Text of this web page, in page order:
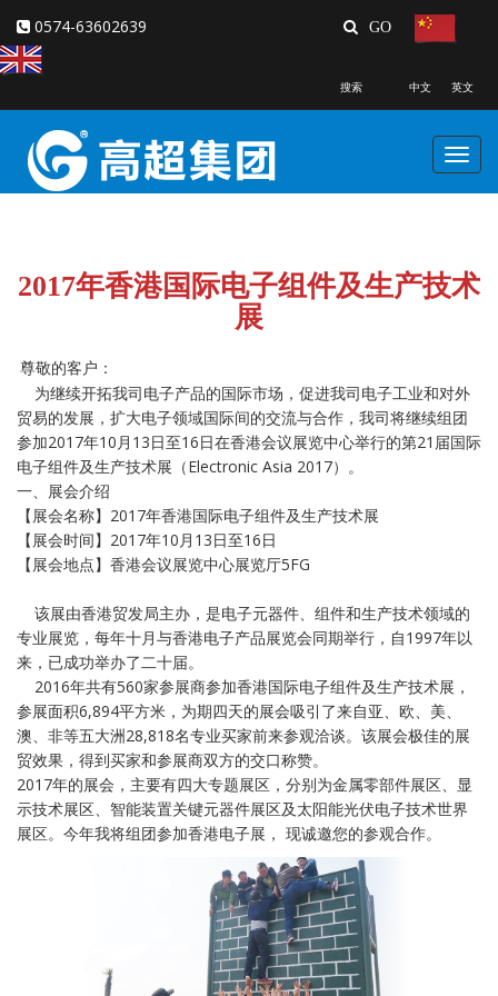
0574-63602639
搜索 中文 英文
2017年香港国际电子组件及生产技术
展
尊敬的客户：
为继续开拓我司电子产品的国际市场，促进我司电子工业和对外
贸易的发展，扩大电子领域国际间的交流与合作，我司将继续组团
参加2017年10月13日至16日在香港会议展览中心举行的第21届国际
电子组件及生产技术展（Electronic Asia 2017）。
一、展会介绍
【展会名称】2017年香港国际电子组件及生产技术展
【展会时间】2017年10月13日至16日
【展会地点】香港会议展览中心展览厅5FG
该展由香港贸发局主办，是电子元器件、组件和生产技术领域的
专业展览，每年十月与香港电子产品展览会同期举行，自1997年以
来，已成功举办了二十届。
2016年共有560家参展商参加香港国际电子组件及生产技术展，
参展面积6,894平方米，为期四天的展会吸引了来自亚、欧、美、
澳、非等五大洲28,818名专业买家前来参观洽谈。该展会极佳的展
贸效果，得到买家和参展商双方的交口称赞。
2017年的展会，主要有四大专题展区，分别为金属零部件展区、显
示技术展区、智能装置关键元器件展区及太阳能光伏电子技术世界
展区。今年我将组团参加香港电子展， 现诚邀您的参观合作。